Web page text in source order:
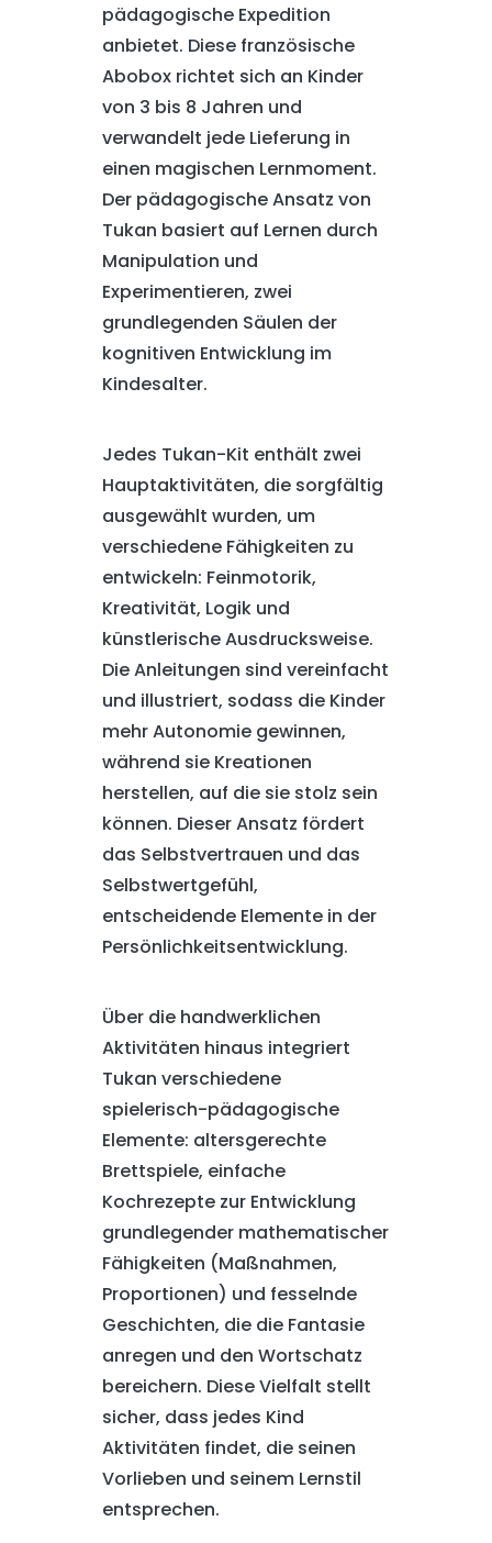
pädagogische Expedition
anbietet. Diese französische
Abobox richtet sich an Kinder
von 3 bis 8 Jahren und
verwandelt jede Lieferung in
einen magischen Lernmoment.
Der pädagogische Ansatz von
Tukan basiert auf Lernen durch
Manipulation und
Experimentieren, zwei
grundlegenden Säulen der
kognitiven Entwicklung im
Kindesalter.
Jedes Tukan-Kit enthält zwei
Hauptaktivitäten, die sorgfältig
ausgewählt wurden, um
verschiedene Fähigkeiten zu
entwickeln: Feinmotorik,
Kreativität, Logik und
künstlerische Ausdrucksweise.
Die Anleitungen sind vereinfacht
und illustriert, sodass die Kinder
mehr Autonomie gewinnen,
während sie Kreationen
herstellen, auf die sie stolz sein
können. Dieser Ansatz fördert
das Selbstvertrauen und das
Selbstwertgefühl,
entscheidende Elemente in der
Persönlichkeitsentwicklung.
Über die handwerklichen
Aktivitäten hinaus integriert
Tukan verschiedene
spielerisch-pädagogische
Elemente: altersgerechte
Brettspiele, einfache
Kochrezepte zur Entwicklung
grundlegender mathematischer
Fähigkeiten (Maßnahmen,
Proportionen) und fesselnde
Geschichten, die die Fantasie
anregen und den Wortschatz
bereichern. Diese Vielfalt stellt
sicher, dass jedes Kind
Aktivitäten findet, die seinen
Vorlieben und seinem Lernstil
entsprechen.